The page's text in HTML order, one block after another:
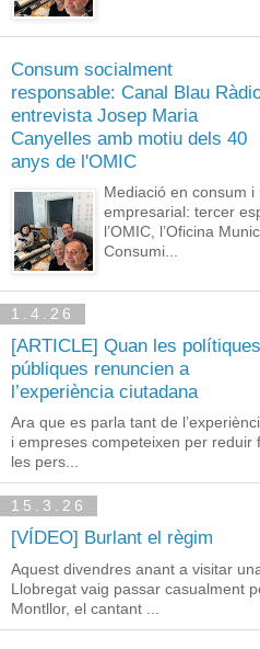
Consum socialment
responsable: Canal Blau
entrevista Josep Maria
Canyelles amb motiu dels 40
anys de l'OMIC
Mediació en consum
empresarial: tercer
l’OMIC, l’Oficina
Consumi...
1.4.26
[ARTICLE] Quan les polítiques
públiques renuncien a
l’experiència ciutadana
Ara que es parla tant de
i empreses competeixen per reduir
les pers...
15.3.26
[VÍDEO] Burlant el règim
Aquest divendres anant a visitar
Llobregat vaig passar casualment
Montllor, el cantant ...